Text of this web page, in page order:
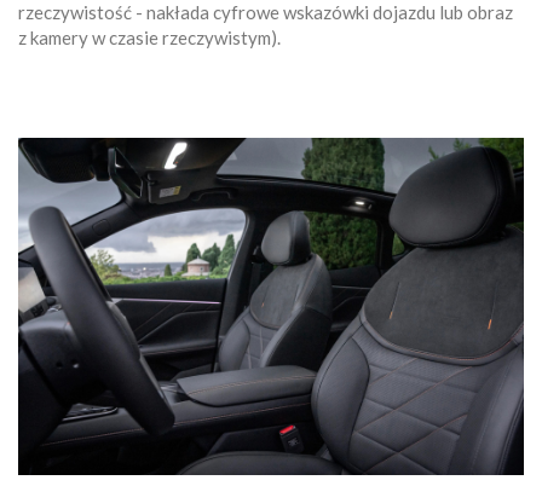
rzeczywistość - nakłada cyfrowe wskazówki dojazdu lub obraz
z kamery w czasie rzeczywistym).